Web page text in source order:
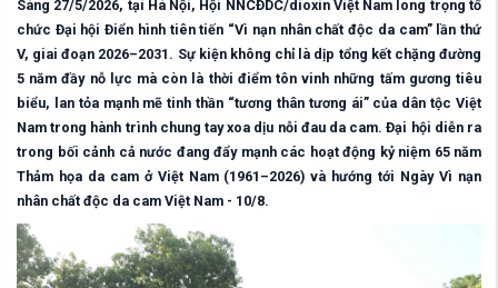
Sáng 27/5/2026, tại Hà Nội, Hội NNCĐDC/dioxin Việt Nam long trọng tổ
chức Đại hội Điển hình tiên tiến “Vì nạn nhân chất độc da cam” lần thứ
V, giai đoạn 2026–2031. Sự kiện không chỉ là dịp tổng kết chặng đường
5 năm đầy nỗ lực mà còn là thời điểm tôn vinh những tấm gương tiêu
biểu, lan tỏa mạnh mẽ tinh thần “tương thân tương ái” của dân tộc Việt
Nam trong hành trình chung tay xoa dịu nỗi đau da cam. Đại hội diễn ra
trong bối cảnh cả nước đang đẩy mạnh các hoạt động kỷ niệm 65 năm
Thảm họa da cam ở Việt Nam (1961–2026) và hướng tới Ngày Vì nạn
nhân chất độc da cam Việt Nam - 10/8.